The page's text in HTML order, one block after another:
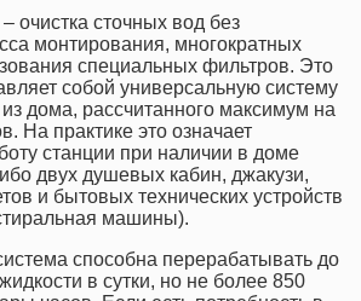
– очистка сточных вод без
монтирования, многократных
специальных фильтров. Это
собой универсальную систему
дома, рассчитанного максимум на
На практике это означает
станции при наличии в доме
двух душевых кабин, джакузи,
и бытовых технических устройств
машины).
способна перерабатывать до
в сутки, но не более 850